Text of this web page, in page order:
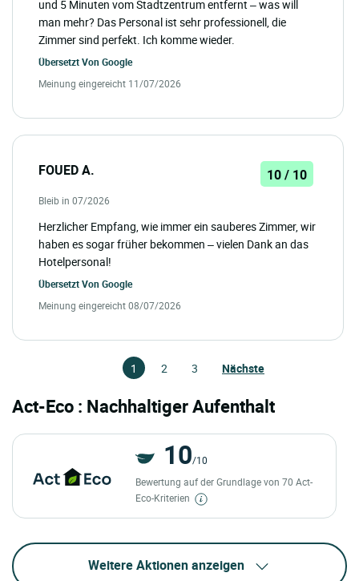
und 5 Minuten vom Stadtzentrum entfernt – was will
man mehr? Das Personal ist sehr professionell, die
Zimmer sind perfekt. Ich komme wieder.
Übersetzt Von Google
Meinung eingereicht 11/07/2026
FOUED A. 10 / 10
Bleib in 07/2026
Herzlicher Empfang, wie immer ein sauberes Zimmer, wir
haben es sogar früher bekommen – vielen Dank an das
Hotelpersonal!
Übersetzt Von Google
Meinung eingereicht 08/07/2026
1 2 3 Nächste
Act-Eco : Nachhaltiger Aufenthalt
10/10
Bewertung auf der Grundlage von 70 Act-
Eco-Kriterien
Weitere Aktionen anzeigen